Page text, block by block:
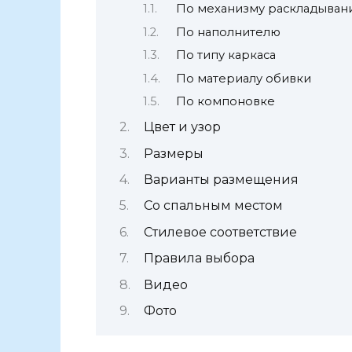
По механизму
По наполнителю
По типу каркаса
По материалу обивки
По компоновке
Цвет и узор
Размеры
Варианты размещения
Со спальным местом
Стилевое соответствие
Правила выбора
Видео
Фото